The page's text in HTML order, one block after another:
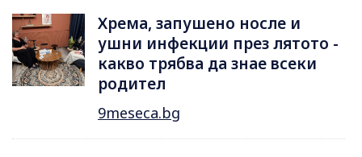
Хрема, запушено носле и
ушни инфекции през лятотo -
какво трябва да знае всеки
родител
9meseca.bg